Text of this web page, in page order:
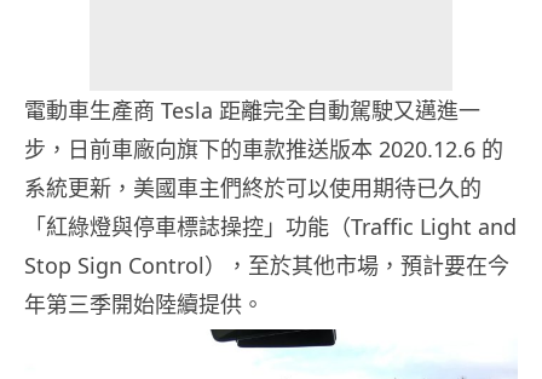
電動車生產商 Tesla 距離完全自動駕駛又邁進一
步，日前車廠向旗下的車款推送版本 2020.12.6 的
系統更新，美國車主們終於可以使用期待已久的
「紅綠燈與停車標誌操控」功能（Traffic Light and
Stop Sign Control），至於其他市場，預計要在今
年第三季開始陸續提供。